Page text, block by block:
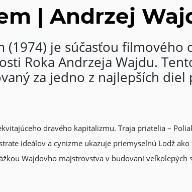
| Andrzej
je súčasťou filmového
Roka Andrzeja Wajdu.
za jedno z najlepších
dravého kapitalizmu. Traja priatelia –
ideálov a cynizme ukazuje priemyselnú Lodž
Wajdovho majstrovstva v budovaní veľkolepých